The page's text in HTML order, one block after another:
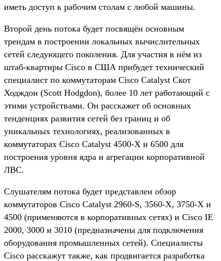
иметь доступ к рабочим столам с любой машины.
Второй день потока будет посвящён основным
трендам в построении локальных вычислительных
сетей следующего поколения. Для участия в нём из
штаб-квартиры Cisco в США прибудет технический
специалист по коммутаторам Cisco Catalyst Скот
Ходждон (Scott Hodgdon), более 10 лет работающий с
этими устройствами. Он расскажет об основных
тенденциях развития сетей без границ и об
уникальных технологиях, реализованных в
коммутаторах Cisco Catalyst 4500-X и 6500 для
построения уровня ядра и агрегации корпоративной
ЛВС.
Слушателям потока будет представлен обзор
коммутаторов Cisco Catalyst 2960-S, 3560-X, 3750-X и
4500 (применяются в корпоративных сетях) и Cisco IE
2000, 3000 и 3010 (предназначены для подключения
оборудования промышленных сетей). Специалисты
Cisco расскажут также, как продвигается разработка